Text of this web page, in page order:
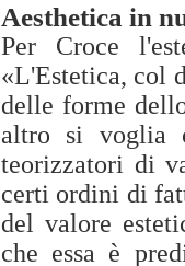
Aesthetica in
Per Croce
«L'Estetica, col
delle forme
altro si voglia
teorizzatori di
certi ordini di
del valore
che essa è